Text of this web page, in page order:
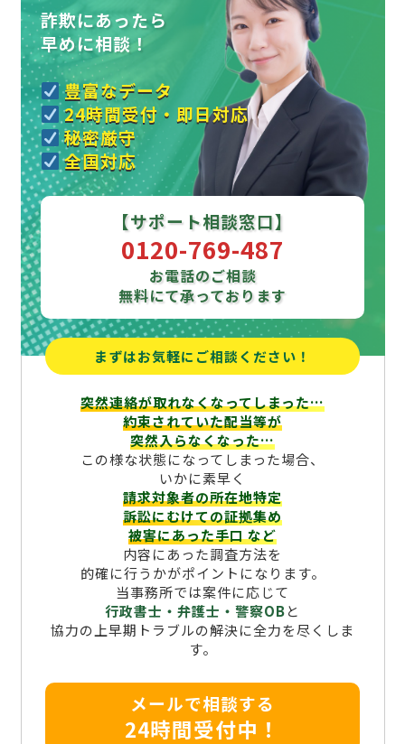
詐欺にあったら
早めに相談！
豊富なデータ
24時間受付・即日対応
秘密厳守
全国対応
【サポート相談窓口】
0120-769-487
お電話のご相談
無料にて承っております
まずはお気軽にご相談ください！
突然連絡が取れなくなってしまった…
約束されていた配当等が
突然入らなくなった…
この様な状態になってしまった場合、
いかに素早く
請求対象者の所在地特定
訴訟にむけての証拠集め
被害にあった手口など
内容にあった調査方法を
的確に行うかがポイントになります。
当事務所では案件に応じて
行政書士・弁護士・警察OBと
協力の上早期トラブルの解決に全力を尽くしま
す。
メールで相談する
24時間受付中！